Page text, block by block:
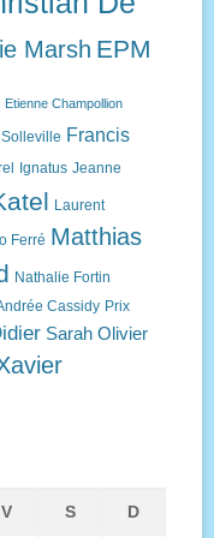
Marsh EPM
Etienne Champollion
Francis
Ignatus Jeanne
Laurent
Ferré Matthias
Nathalie Fortin
Cassidy Prix
Sarah Olivier
V S D